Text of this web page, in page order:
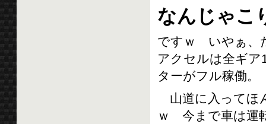
なんじゃこ
ですｗ いやぁ、
アクセルは全ギア
ターがフル稼働。
山道に入ってほ
ｗ 今まで車は運